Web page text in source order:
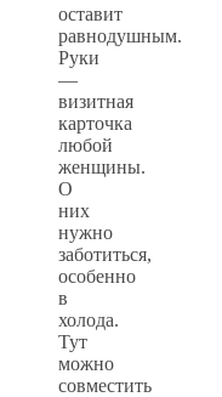
оставит
равнодушным.
Руки
—
визитная
карточка
любой
женщины.
О
них
нужно
заботиться,
особенно
в
холода.
Тут
можно
совместить